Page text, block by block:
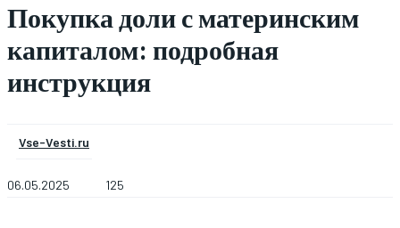
Покупка доли с материнским
капиталом: подробная
инструкция
Vse-Vesti.ru
06.05.2025 125